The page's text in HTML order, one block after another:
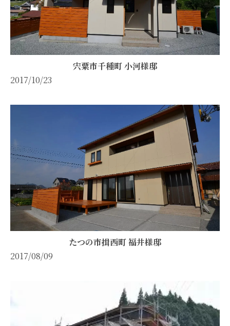
宍粟市千種町 小河様邸
2017/10/23
たつの市揖西町 福井様邸
2017/08/09